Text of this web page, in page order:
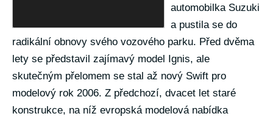
automobilka Suzuki
a pustila se do
radikální obnovy svého vozového parku. Před dvěma
lety se představil zajímavý model Ignis, ale
skutečným přelomem se stal až nový Swift pro
modelový rok 2006. Z předchozí, dvacet let staré
konstrukce, na níž evropská modelová nabídka